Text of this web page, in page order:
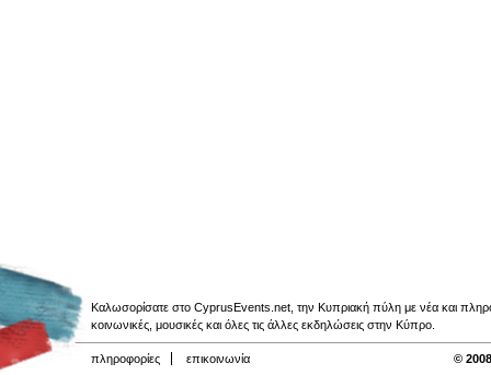
Καλωσορίσατε στο CyprusEvents.net, την Κυπριακή πύλη με νέα και
κοινωνικές, μουσικές και όλες τις άλλες εκδηλώσεις στην Κύπρο.
πληροφορίες επικοινωνία ©